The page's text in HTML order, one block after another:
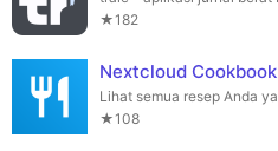
★182
Nextcloud Cookbook
★108